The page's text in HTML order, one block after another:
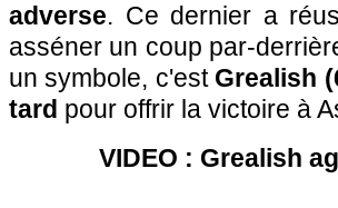
adverse. Ce dernier a
asséner un coup par-
un symbole, c'est Grealish
tard pour offrir la victoire à
VIDEO : Grealish